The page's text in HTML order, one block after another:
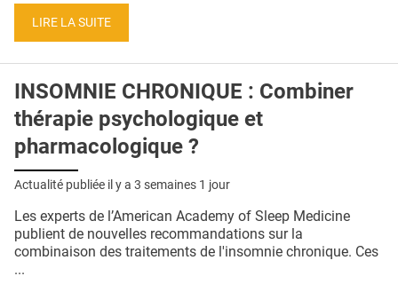
LIRE LA SUITE
INSOMNIE CHRONIQUE : Combiner
thérapie psychologique et
pharmacologique ?
Actualité publiée il y a 3 semaines 1 jour
Les experts de l’American Academy of Sleep Medicine
publient de nouvelles recommandations sur la
combinaison des traitements de l'insomnie chronique. Ces
...